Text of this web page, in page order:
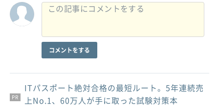
コメントをする
PR
PR
PR
ITパスポート絶対合格の最短ルート。5年連続売
上No.1、60万人が手に取った試験対策本